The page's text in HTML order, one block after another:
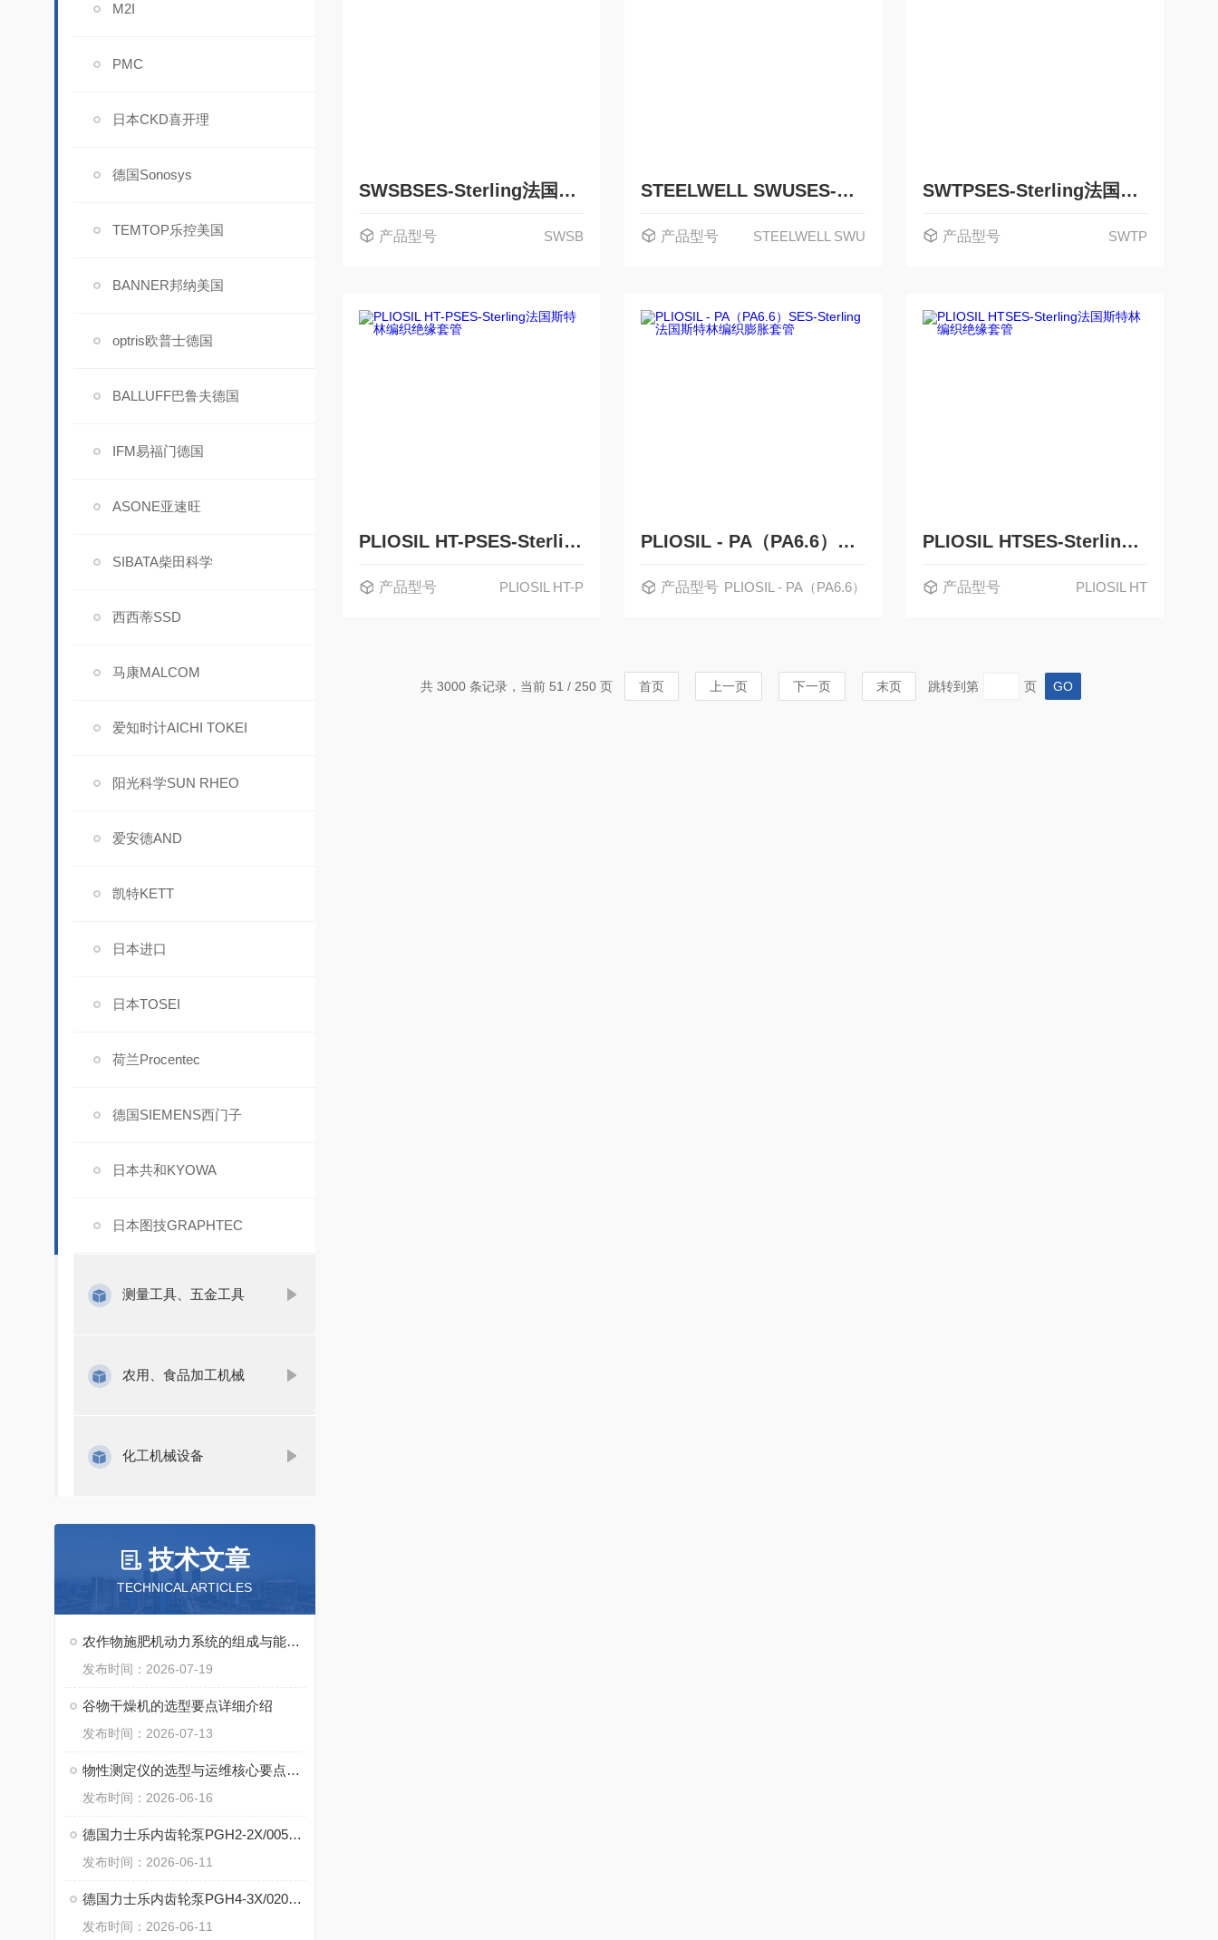
M2I
PMC
日本CKD喜开理
德国Sonosys
TEMTOP乐控美国
BANNER邦纳美国
optris欧普士德国
BALLUFF巴鲁夫德国
IFM易福门德国
ASONE亚速旺
SIBATA柴田科学
西西蒂SSD
马康MALCOM
爱知时计AICHI TOKEI
阳光科学SUN RHEO
爱安德AND
凯特KETT
日本进口
日本TOSEI
荷兰Procentec
德国SIEMENS西门子
日本共和KYOWA
日本图技GRAPHTEC
测量工具、五金工具
农用、食品加工机械
化工机械设备
技术文章
TECHNICAL ARTICLES
农作物施肥机动力系统的组成与能量传递方式
发布时间：2026-07-19
谷物干燥机的选型要点详细介绍
发布时间：2026-07-13
物性测定仪的选型与运维核心要点介绍
发布时间：2026-06-16
德国力士乐内齿轮泵PGH2-2X/005LE07VU2的核心特点
发布时间：2026-06-11
德国力士乐内齿轮泵PGH4-3X/020LE11VU2的核心技术
发布时间：2026-06-11
SWSBSES-Sterling法国斯特林CEM 金属柔性套管
产品型号 SWSB
STEELWELL SWUSES-Sterling法国斯特林裸金属柔性套管
产品型号 STEELWELL SWU
SWTPSES-Sterling法国斯特林涂层金属柔性套管
产品型号 SWTP
PLIOSIL HT-PSES-Sterling法国斯特林编织绝缘套管
产品型号 PLIOSIL HT-P
PLIOSIL - PA（PA6.6）SES-Sterling法国斯特林编织膨胀套管
产品型号 PLIOSIL - PA（PA6.6）
PLIOSIL HTSES-Sterling法国斯特林编织绝缘套管
产品型号 PLIOSIL HT
共 3000 条记录，当前 51 / 250 页 首页 上一页 下一页 末页 跳转到第 页